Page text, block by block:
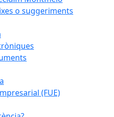
o suggeriments
(FUE)